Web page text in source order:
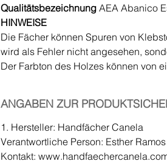
Qualitätsbezeichnung AEA Abanico
HINWEISE
Die Fächer können Spuren von
wird als Fehler nicht angesehen,
Der Farbton des Holzes können von
ANGABEN ZUR
1. Hersteller: Handfächer Canela
Verantwortliche Person: Esther Ramos
Kontakt: